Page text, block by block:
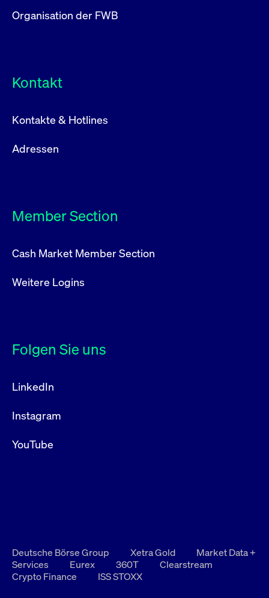
Organisation der FWB
Kontakt
Kontakte & Hotlines
Adressen
Member Section
Cash Market Member Section
Weitere Logins
Folgen Sie uns
LinkedIn
Instagram
YouTube
Deutsche Börse Group Xetra Gold
Market Data +
Services
Eurex 360T
Clearstream
Crypto Finance
ISS STOXX